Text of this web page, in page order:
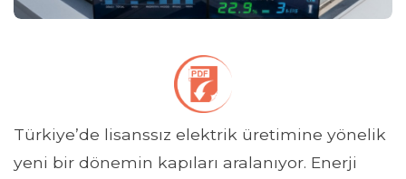
Türkiye’de lisanssız elektrik üretimine yönelik
yeni bir dönemin kapıları aralanıyor. Enerji